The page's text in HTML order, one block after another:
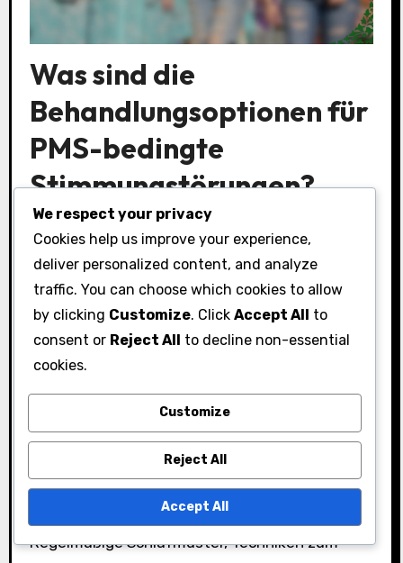
Was sind die
Behandlungsoptionen für
PMS-bedingte
Stimmungstörungen?
Es gibt verschiedene Behandlungsoptionen zur
Bewältigung von PMS-bedingten
Stimmungstörungen, die von
reichen. Jeder Ansatz kann helfen, Symptome
zu lindern, aber die Wirksamkeit kann je nach
Lebensstiländerungen
Lebensstiländerungen sind oft der erste Schritt
zur Bewältigung von PMS-Stimmungstörungen.
Regelmäßige Schlafmuster, Techniken zum
We respect your privacy
Cookies help us improve your experience,
deliver personalized content, and analyze
traffic. You can choose which cookies to allow
by clicking Customize. Click Accept All to
consent or Reject All to decline non-essential
cookies.
Customize
Reject All
Accept All